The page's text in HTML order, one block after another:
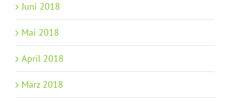
Juni 2018
Mai 2018
April 2018
März 2018